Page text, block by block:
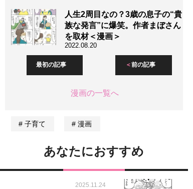
人生2周目なの？3歳の息子の“貴
族な発言”に爆笑。作者まぼさん
を取材＜漫画＞
2022.08.20
最初の記事 前の記事
漫画の一覧へ
子育て 漫画
あなたにおすすめ
2025.11.24